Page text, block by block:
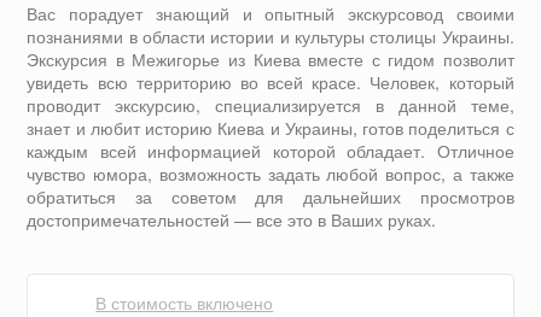
Вас порадует знающий и опытный экскурсовод своими
познаниями в области истории и культуры столицы Украины.
Экскурсия в Межигорье из Киева вместе с гидом позволит
увидеть всю территорию во всей красе. Человек, который
проводит экскурсию, специализируется в данной теме,
знает и любит историю Киева и Украины, готов поделиться с
каждым всей информацией которой обладает. Отличное
чувство юмора, возможность задать любой вопрос, а также
обратиться за советом для дальнейших просмотров
достопримечательностей — все это в Ваших руках.
В стоимость включено